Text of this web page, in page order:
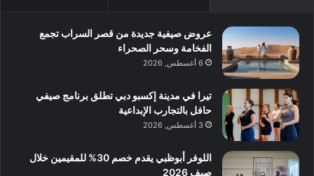
عروض صيفية جديدة من قصر السراب تجمع
الفخامة وسحر الصحراء
6 أغسطس, 2026
تيرا في مدينة إكسبو دبي تطلق برنامج صيفي
حافل بالتجارب الإبداعية
3 أغسطس, 2026
اللوفر أبوظبي يقدم خصم 30% للمقيمين خلال
صيف 2026